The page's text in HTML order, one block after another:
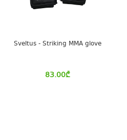
Sveltus - Striking MMA glove
83.00₾